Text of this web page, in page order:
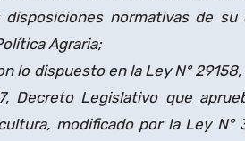
normativas de
Agraria;
lo dispuesto en la Ley N°
Decreto Legislativo que
modificado por la Ley